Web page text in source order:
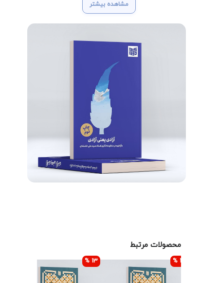
مشاهده بیشتر
محصولات مرتبط
13 %
13 %